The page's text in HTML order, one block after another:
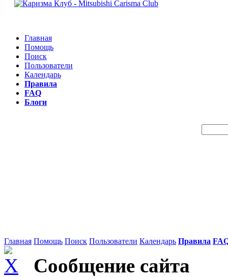
Главная
Помощь
Поиск
Пользователи
Календарь
Правила
FAQ
Блоги
Главная Помощь Поиск Пользователи Календарь Правила
Сообщение сайта